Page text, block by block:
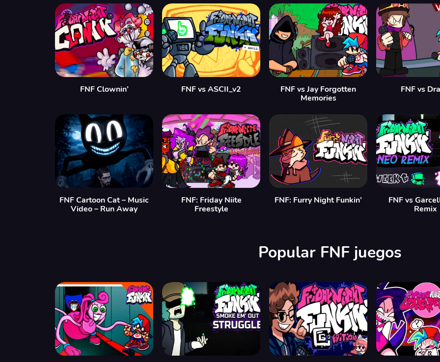
FNF Clownin’ FNF vs ASCII_v2
FNF vs Jay Forgotten
Memories
FNF vs
FNF Cartoon Cat – Music
Video – Run Away
FNF: Friday Niite
Freestyle
FNF: Furry Night Funkin’
FNF vs
Remix
Popular FNF juegos